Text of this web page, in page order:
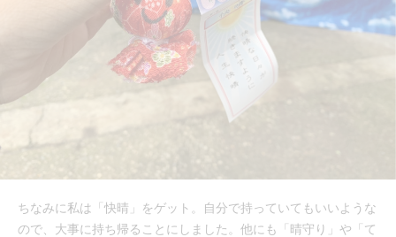
ちなみに私は「快晴」をゲット。自分で持っていてもいいような
ので、大事に持ち帰ることにしました。他にも「晴守り」や「て